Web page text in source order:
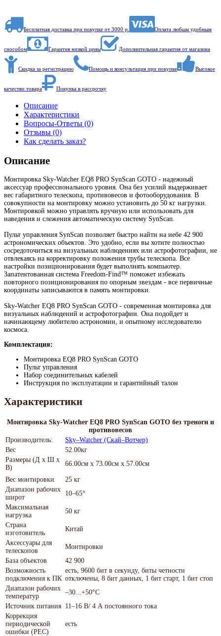
Бесплатная доставка при покупке от 3000 р. Оплата любым удобным
способом Гарантия низкой цены Дополнительная гарантия от магазина
Скидка за регистрацию Помощь и консультация при покупке Высокое
качество товара Покупка в рассрочку
Описание
Характеристики
Вопросы-Ответы (0)
Отзывы (0)
Как сделать заказ?
Описание
Монтировка Sky-Watcher EQ8 PRO SynScan GOTO - надежный
аксессуар профессионального уровня. Она без усилий выдерживает
вес габаритного телескопа, противовесов и фотооборудования. В
совокупности на монтировку можно установить до 50 кг нагрузки.
Монтировкой можно управлять вручную или использовать для
наведения и слежения автоматическую систему SynScan.
Пульт управления SynScan позволяет быстро найти на небе 42 900
астрономических объектов. Это удобно, если вы хотите полностью
сосредоточиться на визуальных наблюдениях или астрофотографии, не
отвлекаясь на корректировку положения трубы телескопа. Все
настройки позиционирования будет выполнять компьютер.
Запатентованная система Freedom-Find™ поможет избежать
повторного позиционирования по опорным звездам - все первичные
координаты записываются в память монтировки.
Sky-Watcher EQ8 PRO SynScan GOTO - современная монтировка для
визуальных наблюдений и астрофотографии. Она подойдет и
начинающему любителю астрономии, и опытному исследователю
космоса.
Комплектация:
Монтировка EQ8 PRO SynScan GOTO
Пульт управления
Набор соединительных кабелей
Инструкция по эксплуатации и гарантийный талон
Характеристики
Монтировка Sky-Watcher EQ8 PRO SynScan GOTO без треноги и
противовесов
Производитель:
Sky–Watcher (Скай–Вотчер)
Вес
52.00кг
Размеры (Д х Ш х
В)
66.00см x 73.00см x 57.00см
Вес монтировки
25 кг
Диапазон рабочих
широт
10–65°
Максимальная
нагрузка
50 кг
Страна
изготовитель
Китай
Аксессуары для
телескопов
Монтировки
База объектов
42 900
Возможность
подключения к ПК
есть, 9600 бит в секунду, биты четности
отключены, 8 бит данных, 1 бит старт, 1 бит стоп
Диапазон рабочих
температур
–30...+50°С
Источник питания 11–16 В/ 4 А постоянного тока
Коррекция
периодической
ошибки (PEC)
есть